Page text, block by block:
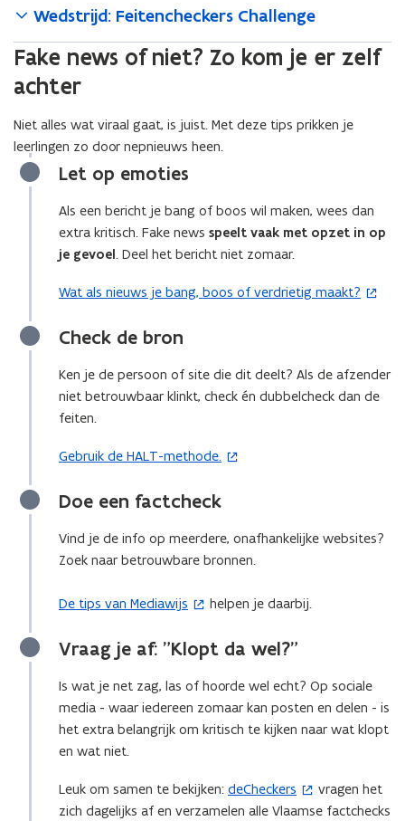
Wedstrijd: Feitencheckers Challenge
Fake news of niet? Zo kom je er zelf
achter
Niet alles wat viraal gaat, is juist. Met deze tips prikken je
leerlingen zo door nepnieuws heen.
Let op emoties
Als een bericht je bang of boos wil maken, wees dan
extra kritisch. Fake news speelt vaak met opzet in op
je gevoel. Deel het bericht niet zomaar.
Wat als nieuws je bang, boos of verdrietig maakt?
(
p
n
t
n
e
u
w
e
s
e
r
)
Check de bron
Ken je de persoon of site die dit deelt? Als de afzender
niet betrouwbaar klinkt, check én dubbelcheck dan de
feiten.
Gebruik de HALT-methode.
(
p
n
t
n
i
u
w
v
e
n
s
Doe een factcheck
Vind je de info op meerdere, onafhankelijke websites?
Zoek naar betrouwbare bronnen.
De tips van Mediawijs
(
p
n
t
i
n
i
helpen je daarbij.
Vraag je af: "Klopt da wel?"
Is wat je net zag, las of hoorde wel echt? Op sociale
media - waar iedereen zomaar kan posten en delen - is
het extra belangrijk om kritisch te kijken naar wat klopt
en wat niet.
Leuk om samen te bekijken: deCheckers
(
o
vragen het
zich dagelijks af en verzamelen alle Vlaamse factchecks